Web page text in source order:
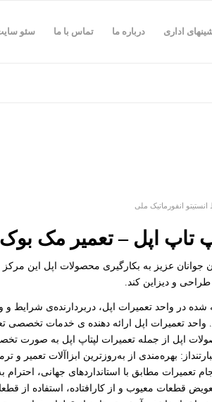
اداری درباره ما تماس با ما سئو
انستیتو انفورماتیک ملی
تاپ اپل – تعمیر مک
جوانان عزیز به بکارگیری محصولات اپل این
و دیزاین کند.
شده در واحد تعمیرات اپل، دربردارنده‌ی شرایط
تعمیرات اپل ارائه دهنده ی خدمات تخصصی
اپل از جمله تعمیرات لپتاپ اپل به صورت
بهره‌مندی از به‌روزترین ابزاآلات تعمیر و
تعمیرات مطابق با استانداردهای جهانی،
قطعات معیوب و از کارافتاده، استفاده از